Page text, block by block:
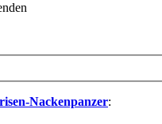
Nackenpanzer: